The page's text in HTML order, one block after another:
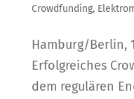
Crowdfunding,
Hamburg/Berlin,
Erfolgreiches
dem regulären